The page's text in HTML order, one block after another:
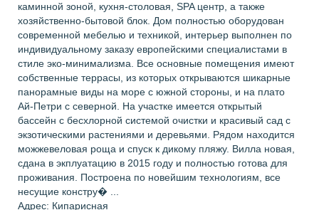
каминной зоной, кухня-столовая, SPA центр, а также
хозяйственно-бытовой блок. Дом полностью оборудован
современной мебелью и техникой, интерьер выполнен по
индивидуальному заказу европейскими специалистами в
стиле эко-минимализма. Все основные помещения имеют
собственные террасы, из которых открываются шикарные
панорамные виды на море с южной стороны, и на плато
Ай-Петри с северной. На участке имеется открытый
бассейн с бесхлорной системой очистки и красивый сад с
экзотическими растениями и деревьями. Рядом находится
можжевеловая роща и спуск к дикому пляжу. Вилла новая,
сдана в экплуатацию в 2015 году и полностью готова для
проживания. Построена по новейшим технологиям, все
несущие констру� ...
Адрес: Кипарисная